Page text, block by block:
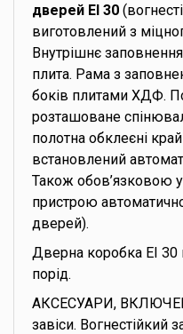
дверей EI 30
виготовлений з
Внутрішнє
плита. Рама з
боків плитами ХДФ.
розташоване
полотна обклеєні
встановлений
Також обов’язковою
пристрою
дверей).
Дверна коробка EI 30
порід.
АКСЕСУАРИ,
завіси. Вогнестійкий